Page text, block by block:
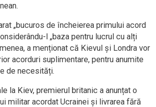
„bucuros de încheierea primului acord
l „baza pentru lucrul cu alți
a menționat că Kievul și Londra vor
acorduri suplimentare, pentru anumite
de necesități.
la Kiev, premierul britanic a anunțat o
militar acordat Ucrainei și livrarea fără